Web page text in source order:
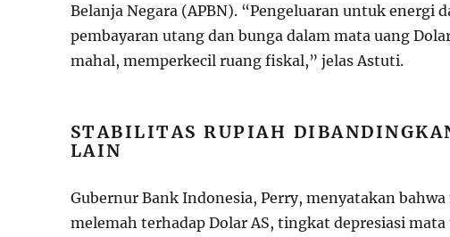
Belanja Negara (APBN). “Pengeluaran untuk energi
pembayaran utang dan bunga dalam mata uang
mahal, memperkecil ruang fiskal,” jelas Astuti.
STABILITAS RUPIAH
LAIN
Gubernur Bank Indonesia, Perry, menyatakan
melemah terhadap Dolar AS, tingkat depresiasi